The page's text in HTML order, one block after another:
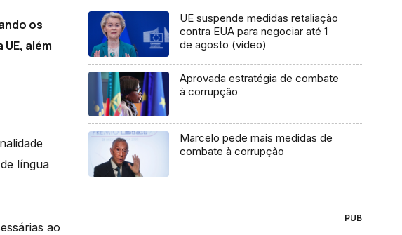
os
além
língua
ao
UE suspende medidas retaliação
contra EUA para negociar até 1
de agosto (vídeo)
Aprovada estratégia de combate
à corrupção
Marcelo pede mais medidas de
combate à corrupção
PUB